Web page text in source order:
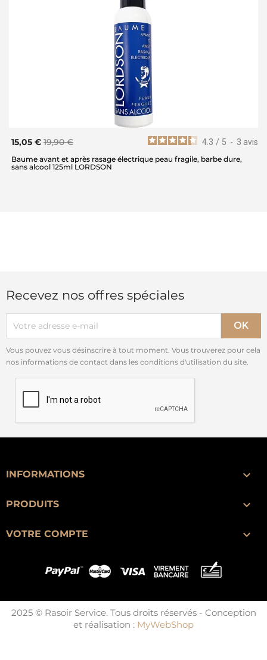
4.3 / 5 - 3 avis
15,05 € 19,90 €
Baume avant et après rasage électrique peau fragile, barbe dure,
sans alcool 125ml LORDSON
Recevez nos offres spéciales
Vous pouvez vous désinscrire à tout moment. Vous trouverez pour cela
nos informations de contact dans les conditions d'utilisation du site.
INFORMATIONS 
PRODUITS 
VOTRE COMPTE 
2025 © Rasoir Service. Tous droits réservés - Conception
et réalisation : MyWebShop